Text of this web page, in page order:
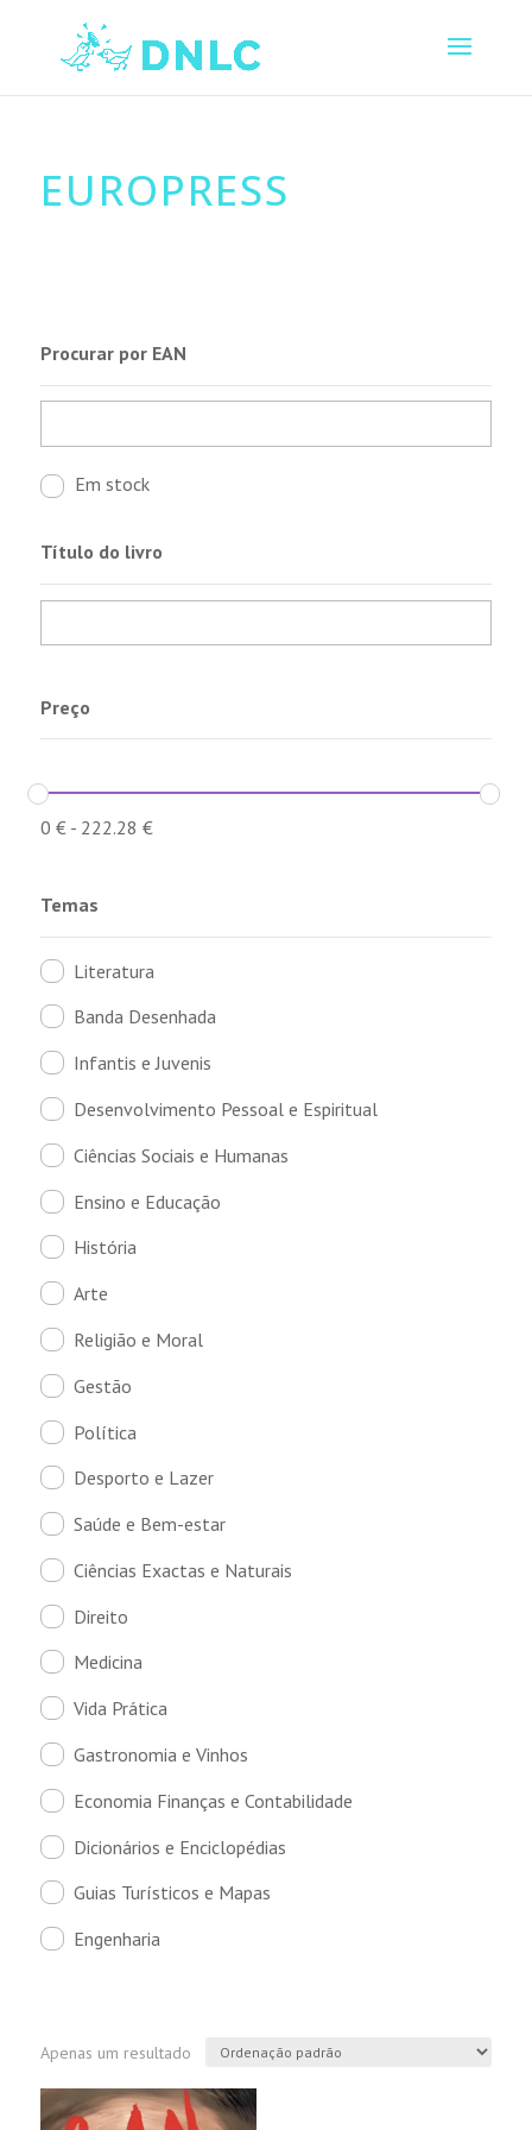
EUROPRESS
Procurar por EAN
Em stock
Título do livro
Preço
0 €- 222.28 €
Temas
Literatura
Banda Desenhada
Infantis e Juvenis
Desenvolvimento Pessoal e Espiritual
Ciências Sociais e Humanas
Ensino e Educação
História
Arte
Religião e Moral
Gestão
Política
Desporto e Lazer
Saúde e Bem-estar
Ciências Exactas e Naturais
Direito
Medicina
Vida Prática
Gastronomia e Vinhos
Economia Finanças e Contabilidade
Dicionários e Enciclopédias
Guias Turísticos e Mapas
Engenharia
Apenas um resultado